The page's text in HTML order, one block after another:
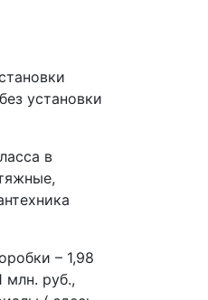
установки
в
– 1,98
млн. руб.,